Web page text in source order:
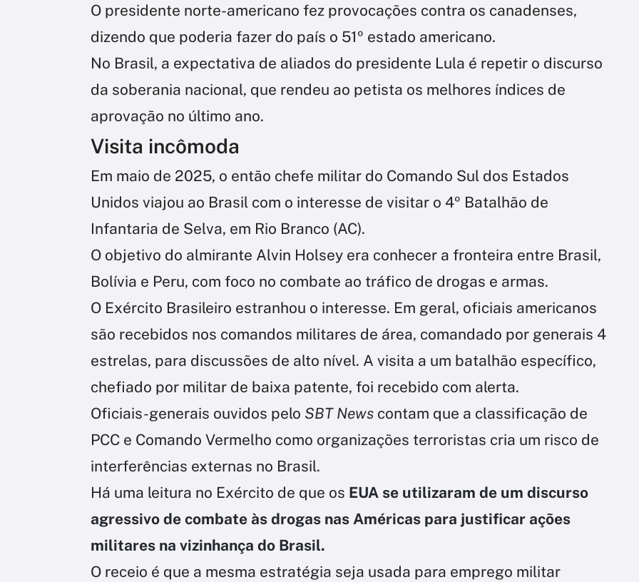
O presidente norte-americano fez provocações contra os canadenses,
dizendo que poderia fazer do país o 51º estado americano.
No Brasil, a expectativa de aliados do presidente Lula é repetir o discurso
da soberania nacional, que rendeu ao petista os melhores índices de
aprovação no último ano.
Visita incômoda
Em maio de 2025, o então chefe militar do Comando Sul dos Estados
Unidos viajou ao Brasil com o interesse de visitar o 4º Batalhão de
Infantaria de Selva, em Rio Branco (AC).
O objetivo do almirante Alvin Holsey era conhecer a fronteira entre Brasil,
Bolívia e Peru, com foco no combate ao tráfico de drogas e armas.
O Exército Brasileiro estranhou o interesse. Em geral, oficiais americanos
são recebidos nos comandos militares de área, comandado por generais 4
estrelas, para discussões de alto nível. A visita a um batalhão específico,
chefiado por militar de baixa patente, foi recebido com alerta.
Oficiais-generais ouvidos pelo SBT News contam que a classificação de
PCC e Comando Vermelho como organizações terroristas cria um risco de
interferências externas no Brasil.
Há uma leitura no Exército de que os EUA se utilizaram de um discurso
agressivo de combate às drogas nas Américas para justificar ações
militares na vizinhança do Brasil.
O receio é que a mesma estratégia seja usada para emprego militar